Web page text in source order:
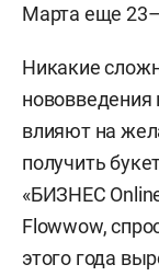
Марта еще
Никакие
нововведения
влияют на
получить
«БИЗНЕС
Flowwow,
этого года